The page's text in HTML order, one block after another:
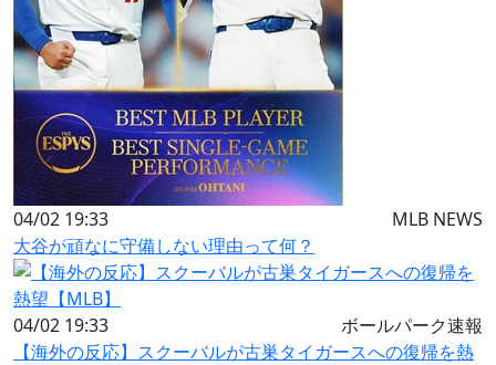
04/02 19:33
MLB NEWS
大谷が頑なに守備しない理由って何？
04/02 19:33
ボールパーク速報
【海外の反応】スクーバルが古巣タイガースへの復帰を熱